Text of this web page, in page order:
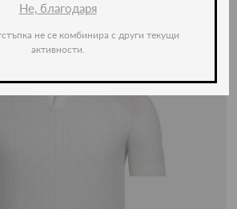
Не, благодаря
не се комбинира с други текущи
активности.